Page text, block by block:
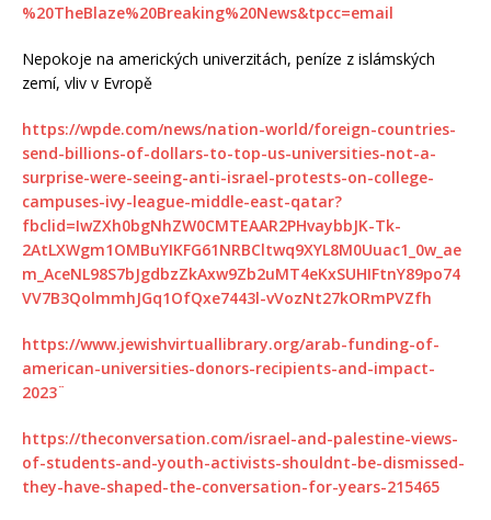
%20TheBlaze%20Breaking%20News&tpcc=email
Nepokoje na amerických univerzitách, peníze z islámských
zemí, vliv v Evropě
https://wpde.com/news/nation-world/foreign-countries-
send-billions-of-dollars-to-top-us-universities-not-a-
surprise-were-seeing-anti-israel-protests-on-college-
campuses-ivy-league-middle-east-qatar?
fbclid=IwZXh0bgNhZW0CMTEAAR2PHvaybbJK-Tk-
2AtLXWgm1OMBuYIKFG61NRBCltwq9XYL8M0Uuac1_0w_ae
m_AceNL98S7bJgdbzZkAxw9Zb2uMT4eKxSUHIFtnY89po74
VV7B3QolmmhJGq1OfQxe7443l-vVozNt27kORmPVZfh
https://www.jewishvirtuallibrary.org/arab-funding-of-
american-universities-donors-recipients-and-impact-
2023¨
https://theconversation.com/israel-and-palestine-views-
of-students-and-youth-activists-shouldnt-be-dismissed-
they-have-shaped-the-conversation-for-years-215465